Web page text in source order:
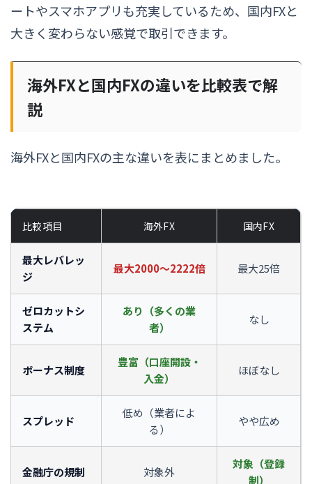
ートやスマホアプリも充実しているため、国内FXと
大きく変わらない感覚で取引できます。
海外FXと国内FXの違いを比較表で解
説
海外FXと国内FXの主な違いを表にまとめました。
比較項目 海外FX 国内FX
最大レバレッ
ジ
最大2000〜2222倍 最大25倍
ゼロカットシ
ステム
あり（多くの業
者）
なし
ボーナス制度
豊富（口座開設・
入金）
ほぼなし
スプレッド
低め（業者によ
る）
やや広め
金融庁の規制 対象外
対象（登録
制）